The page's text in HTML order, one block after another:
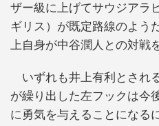
ザー級に上げてサウジアラ
ギリス）が既定路線のよう
上自身が中谷潤人との対戦
いずれも井上有利とされ
が繰り出した左フックは今
に勇気を与えることになる